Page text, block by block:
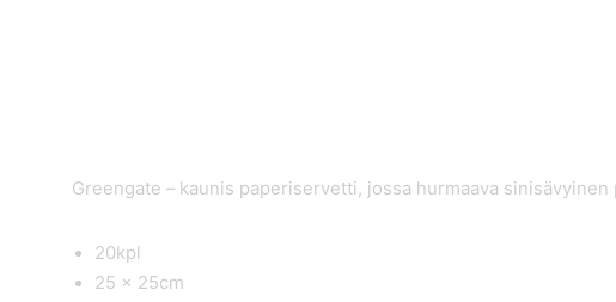
Greengate – kaunis paperiservetti, jossa hurmaava
20kpl
25 x 25cm